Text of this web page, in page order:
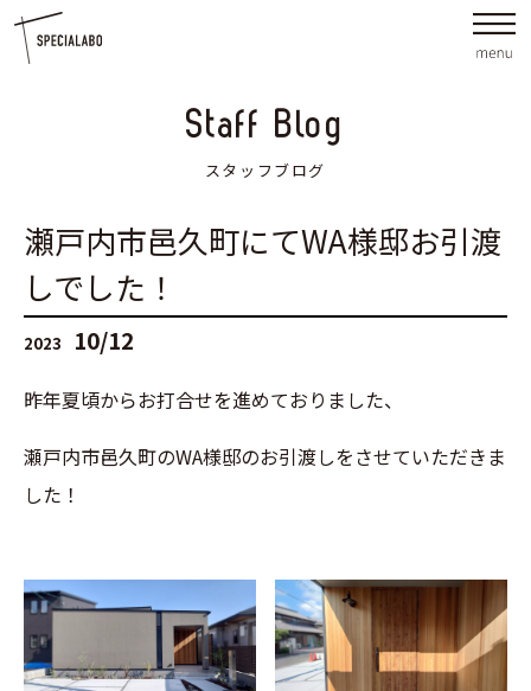
Staff Blog
スタッフブログ
瀬戸内市邑久町にてWA様邸お引渡
しでした！
2023 10/12
昨年夏頃からお打合せを進めておりました、
瀬戸内市邑久町のWA様邸のお引渡しをさせていただきま
した！